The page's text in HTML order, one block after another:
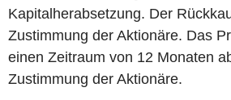
Kapitalherabsetzung. Der
Zustimmung der Aktionäre. Das
einen Zeitraum von 12 Monaten
Zustimmung der Aktionäre.